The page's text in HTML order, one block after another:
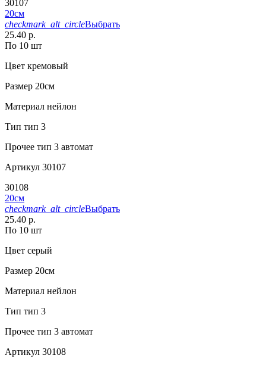
30107
20см
checkmark_alt_circleВыбрать
25.40 р.
По 10 шт
Цвет кремовый
Размер 20см
Материал нейлон
Тип тип 3
Прочее тип 3 автомат
Артикул 30107
30108
20см
checkmark_alt_circleВыбрать
25.40 р.
По 10 шт
Цвет серый
Размер 20см
Материал нейлон
Тип тип 3
Прочее тип 3 автомат
Артикул 30108